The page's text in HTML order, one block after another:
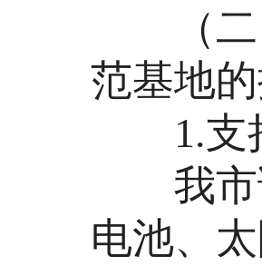
（二）
范基地
1.支持
我市诚
电池、